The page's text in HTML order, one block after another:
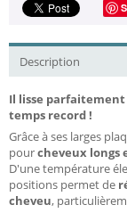
Description
Il lisse parfaitement
temps record !
Grâce à ses larges
pourcheveux longs
D'une température
positions permet de
cheveu,